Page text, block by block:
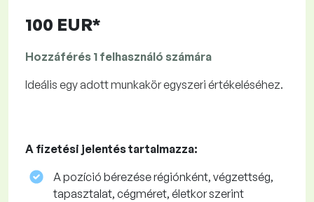
100 EUR*
Hozzáférés 1 felhasználó számára
Ideális egy adott munkakör egyszeri értékeléséhez.
A fizetési jelentés tartalmazza:
A pozíció bérezése régiónként, végzettség,
tapasztalat, cégméret, életkor szerint